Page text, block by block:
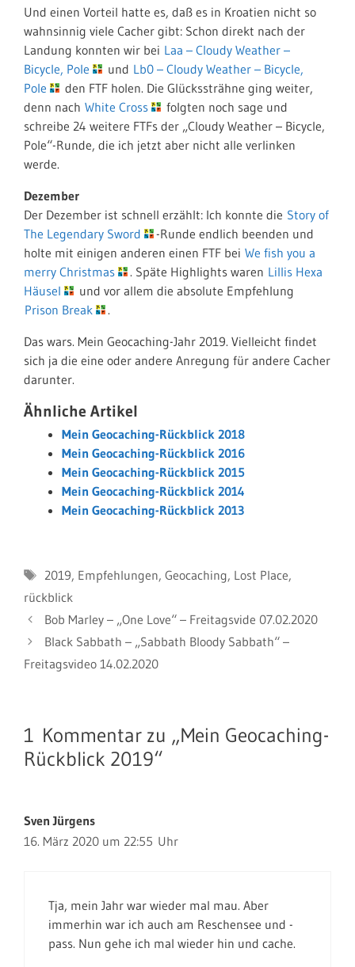
Und einen Vorteil hatte es, daß es in Kroatien nicht so
wahnsinnig viele Cacher gibt: Schon direkt nach der
Landung konnten wir bei Laa – Cloudy Weather –
Bicycle, Pole
und Lb0 – Cloudy Weather – Bicycle,
Pole
den FTF holen. Die Glückssträhne ging weiter,
denn nach White Cross
folgten noch sage und
schreibe 24 weitere FTFs der „Cloudy Weather – Bicycle,
Pole“-Runde, die ich jetzt aber nicht alle verlinken
werde.
Dezember
Der Dezember ist schnell erzählt: Ich konnte die Story of
The Legendary Sword
-Runde endlich beenden und
holte mit einigen anderen einen FTF bei We fish you a
merry Christmas
. Späte Highlights waren Lillis Hexa
Häusel
und vor allem die absolute Empfehlung
Prison Break
.
Das wars. Mein Geocaching-Jahr 2019. Vielleicht findet
sich ja die eine oder andere Anregung für andere Cacher
darunter.
Ähnliche Artikel
Mein Geocaching-Rückblick 2018
Mein Geocaching-Rückblick 2016
Mein Geocaching-Rückblick 2015
Mein Geocaching-Rückblick 2014
Mein Geocaching-Rückblick 2013
Schlagwörter
2019, Empfehlungen, Geocaching, Lost Place,
rückblick
Bob Marley – „One Love“ – Freitagsvide 07.02.2020
Black Sabbath – „Sabbath Bloody Sabbath“ –
Freitagsvideo 14.02.2020
1 Kommentar zu „Mein Geocaching-
Rückblick 2019“
Sven Jürgens
16. März 2020 um 22:55 Uhr
Tja, mein Jahr war wieder mal mau. Aber
immerhin war ich auch am Reschensee und -
pass. Nun gehe ich mal wieder hin und cache.